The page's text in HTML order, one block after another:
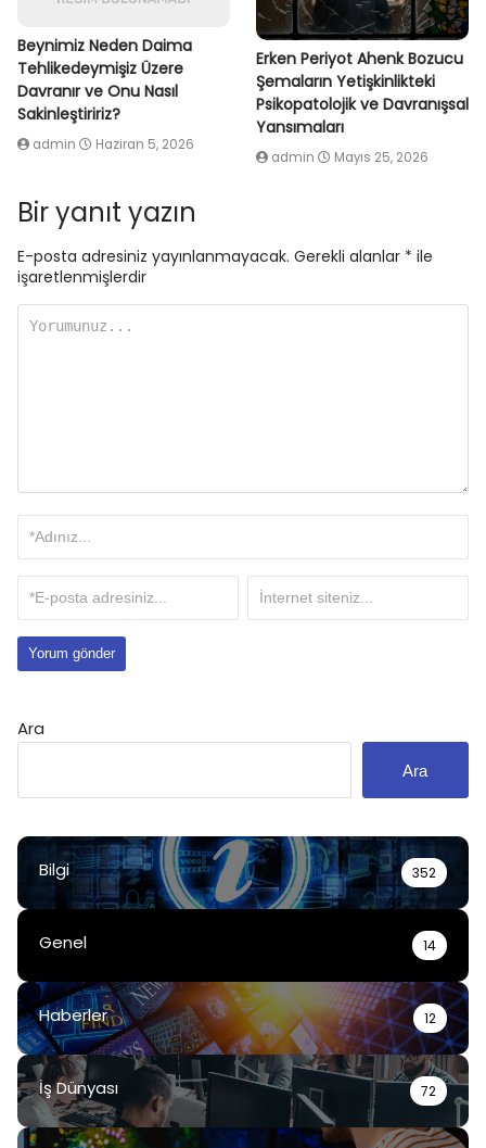
Beynimiz Neden Daima
Tehlikedeymişiz Üzere
Davranır ve Onu Nasıl
Sakinleştiririz?
admin Haziran 5, 2026
Erken Periyot Ahenk Bozucu
Şemaların Yetişkinlikteki
Psikopatolojik ve Davranışsal
Yansımaları
admin Mayıs 25, 2026
Bir yanıt yazın
E-posta adresiniz yayınlanmayacak. Gerekli alanlar * ile
işaretlenmişlerdir
Ara
Ara
Bilgi 352
Genel 14
Haberler 12
İş Dünyası 72